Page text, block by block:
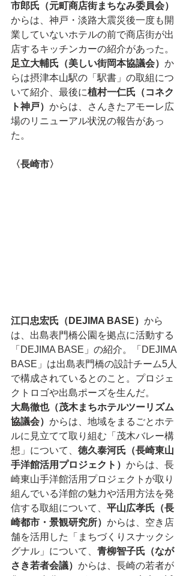
市郎氏（元町商店街まちなみ委員会）
からは、神戸・淡路大震災後一度も開
業していないホテルの前で商店街が出
店するキッチンカーの紹介があった。
足立大輔氏（美しい街岡本協議会） か
らは摂津本山駅の「駅書」の取組につ
いて紹介、最後に植村一仁氏（コネク
ト神戸） からは、さんきたアモーレ広
場のリニューアル状況の報告があっ
た。
〈長崎市〉
江口忠宏氏（DEJIMA BASE） から
は、出島表門橋公園を拠点に活動する
「DEJIMA BASE」の紹介。「DEJIMA
BASE」は出島表門橋の設計チーム5人
で構成されているとのこと。プロジェ
クトロゴや出島ポーズを生んだ。
大島徹也（茂木まちホテルツーリズム
協議会） からは、地域をまるごとホテ
ルに見立てて取り組む「茂木バレー構
想」について、 徳久泰河氏（長崎東山
手洋館活用プロジェクト） からは、長
崎東山手洋館活用プロジェクトが取り
組んでいる洋館の魅力や活用方法を発
信する取組について、 平山広孝氏（長
崎都市・景観研究所） からは、空き店
舗を活用した「まちづくりスナックシ
グナル」について、 青柳智子氏（なが
さき若者会議） からは、長崎の若者が